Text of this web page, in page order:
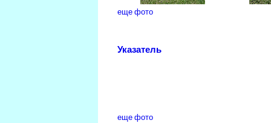
еще фото
Указатель
еще фото